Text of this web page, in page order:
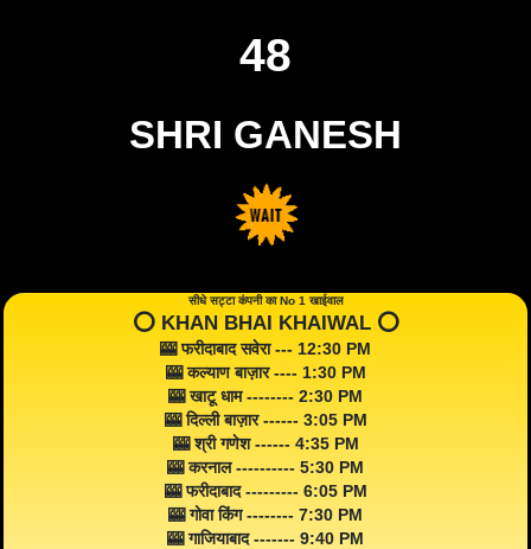
48
SHRI GANESH
सीधे सट्टा कंपनी का No 1 खाईवाल
⭕️ KHAN BHAI KHAIWAL ⭕️
🎰 फरीदाबाद सवेरा --- 12:30 PM
🎰 कल्याण बाज़ार ---- 1:30 PM
🎰 खाटू धाम -------- 2:30 PM
🎰 दिल्ली बाज़ार ------ 3:05 PM
🎰 श्री गणेश ------ 4:35 PM
🎰 करनाल ---------- 5:30 PM
🎰 फरीदाबाद --------- 6:05 PM
🎰 गोवा किंग -------- 7:30 PM
🎰 गाजियाबाद ------- 9:40 PM